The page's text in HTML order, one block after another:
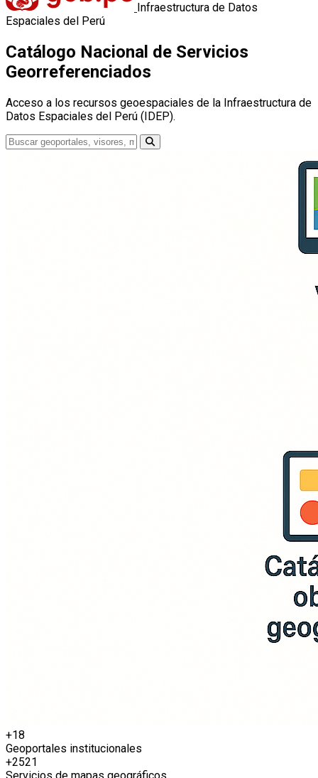
Infraestructura de Datos
Espaciales del Perú
Catálogo Nacional de Servicios
Georreferenciados
Acceso a los recursos geoespaciales de la Infraestructura de
Datos Espaciales del Perú (IDEP).
+18
Geoportales institucionales
+2521